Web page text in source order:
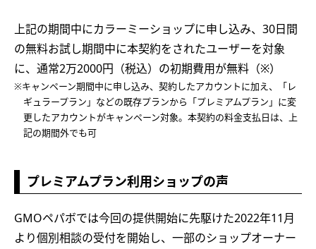
上記の期間中にカラーミーショップに申し込み、30日間
の無料お試し期間中に本契約をされたユーザーを対象
に、通常2万2000円（税込）の初期費用が無料（※）
※キャンペーン期間中に申し込み、契約したアカウントに加え、「レ
ギュラープラン」などの既存プランから「プレミアムプラン」に変
更したアカウントがキャンペーン対象。本契約の料金支払日は、上
記の期間外でも可
プレミアムプラン利用ショップの声
GMOペパボでは今回の提供開始に先駆けた2022年11月
より個別相談の受付を開始し、一部のショップオーナー